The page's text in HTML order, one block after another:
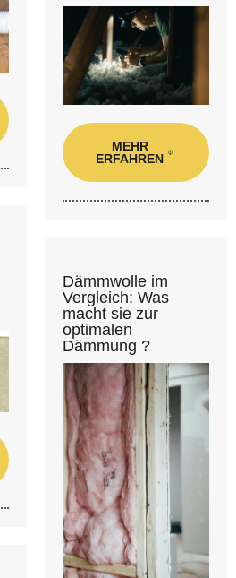
MEHR
ERFAHREN
Dämmwolle im
Vergleich: Was
macht sie zur
optimalen
Dämmung ?